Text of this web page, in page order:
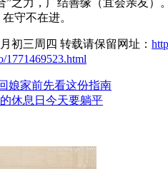
之力，广结善缘（宜会亲友）
守不在进。
初三周四 转载请保留网址：
1771469523.html
娘家前先看这份指南
休息日今天要躺平